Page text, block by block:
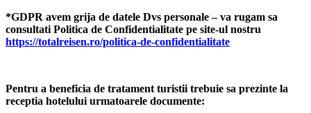
*GDPR avem grija de datele Dvs personale – va rugam sa
consultati Politica de Confidentialitate pe site-ul nostru
https://totalreisen.ro/politica-de-confidentialitate
Pentru a beneficia de tratament turistii trebuie sa prezinte la
receptia hotelului urmatoarele documente: